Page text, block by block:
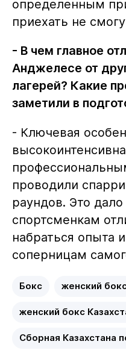
определенным
приехать не
- В чем главное
Анджелесе от
лагерей? Какие
заметили в
- Ключевая
проводили
раундов. Это
спортсменкам
набраться опыта
соперницам
Бокс женский
женский бокс
Сборная Казахстана